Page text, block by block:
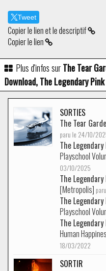
Tweet
Copier le lien et le descriptif
Copier le lien
Plus d'infos surThe Tear
Download, The Legendary
SORTIES
The Tear
paru le 24/10/
The
Playschool
03/10/2025
The
[Metropolis]
The
Playschool
The
Human
18/03/2022
SORTIR